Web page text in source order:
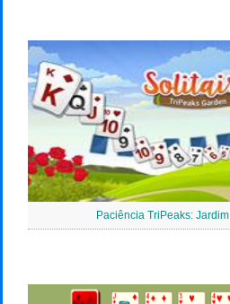
Paciência TriPeaks: Jardim